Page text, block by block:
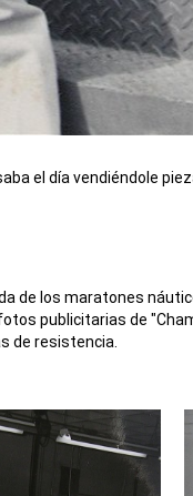
el día vendiéndole
de los maratones
publicitarias de
de resistencia.